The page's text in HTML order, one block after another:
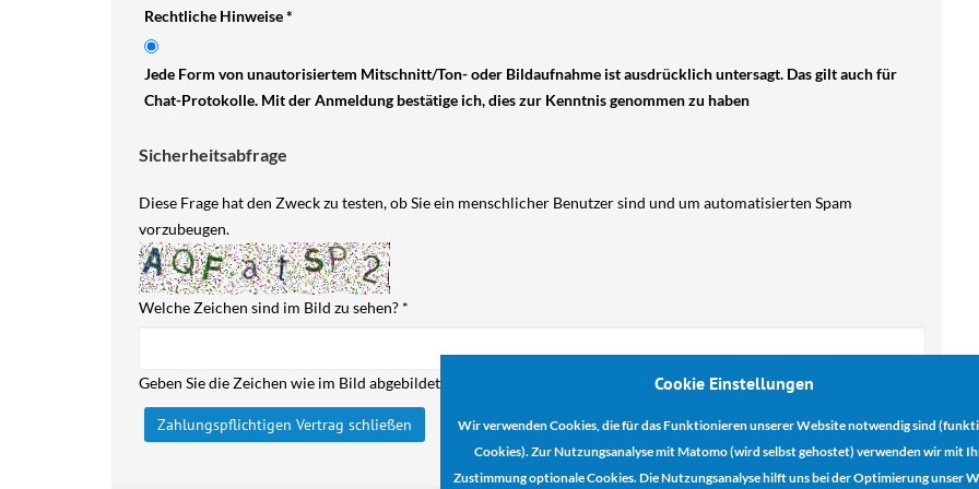
Cookie Einstellungen
Wir verwenden Cookies, die für das Funktionieren unserer Website notwendig sind
Cookies). Zur Nutzungsanalyse mit Matomo (wird selbst gehostet) verwenden wir mit
Zustimmung optionale Cookies. Die Nutzungsanalyse hilft uns bei der Optimierung unser
Rechtliche Hinweise*
Jede Form von unautorisiertem Mitschnitt/Ton- oder Bildaufnahme ist ausdrücklich untersagt. Das gilt auch für
Chat-Protokolle. Mit der Anmeldung bestätige ich, dies zur Kenntnis genommen zu haben
Sicherheitsabfrage
Diese Frage hat den Zweck zu testen, ob Sie ein menschlicher Benutzer sind und um automatisierten Spam
vorzubeugen.
Welche Zeichen sind im Bild zu sehen? *
Geben Sie die Zeichen wie im Bild abgebildet, ohne Leerzeichen, ein.
ABBRECHEN